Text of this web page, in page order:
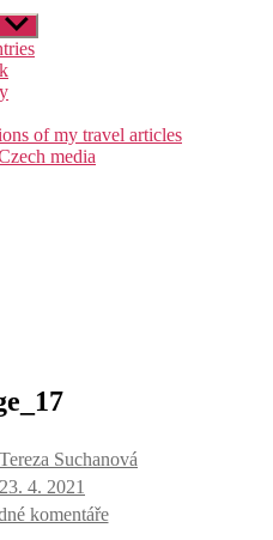
Zobrazit
podmenu
of my travel articles
media
Tereza Suchanová
23. 4. 2021
komentářeu
textu